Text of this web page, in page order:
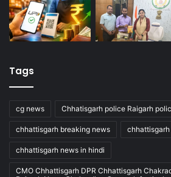
Tags
cg news Chhatisgarh police Raigarh
chhattisgarh breaking news
chhattisgarh news in hindi
CMO Chhattisgarh DPR Chhattisgarh